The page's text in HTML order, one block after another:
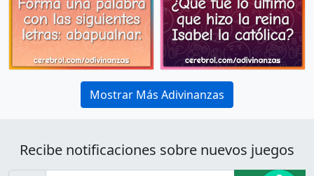
Mostrar Más Adivinanzas
Recibe notificaciones sobre nuevos juegos